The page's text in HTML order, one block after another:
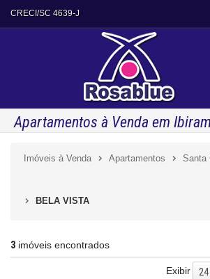
CRECI/SC 4639-J
Apartamentos à Venda em
Imóveis à Venda Apartamentos
Santa
BELA VISTA
3 imóveis encontrados
Exibir
24